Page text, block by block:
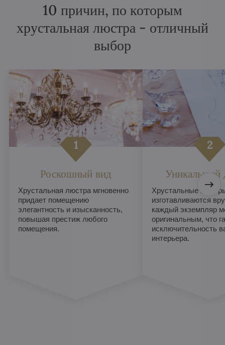
10 причин, по которым
хрустальная люстра - отличный
выбор
Роскошный вид
Хрустальная люстра мгновенно
придает помещению
элегантность и изысканность,
повышая престиж любого
помещения.
Уникальный
Хрустальные
изготавливаются
каждый экземпляр
оригинальным, что
исключительность
интерьера.